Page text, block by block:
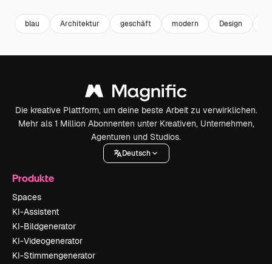
blau Architektur geschäft modern Design
Die kreative Plattform, um deine beste Arbeit zu verwirklichen.
Mehr als 1 Million Abonnenten unter Kreativen, Unternehmen,
Agenturen und Studios.
Deutsch
Produkte
Spaces
KI-Assistent
KI-Bildgenerator
KI-Videogenerator
KI-Stimmengenerator